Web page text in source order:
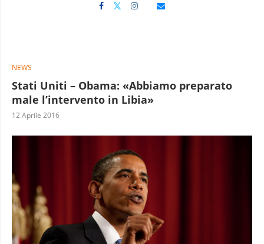
NEWS
Stati Uniti – Obama: «Abbiamo preparato
male l’intervento in Libia»
12 Aprile 2016